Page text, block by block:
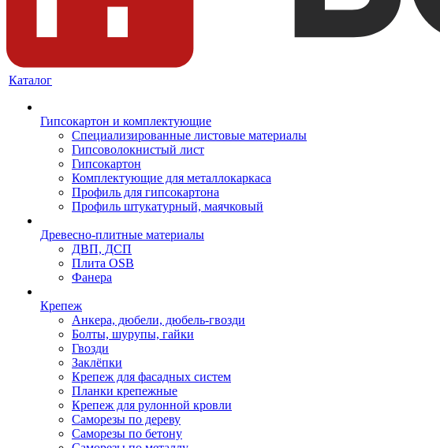
Каталог
Гипсокартон и комплектующие
Специализированные листовые материалы
Гипсоволокнистый лист
Гипсокартон
Комплектующие для металлокаркаса
Профиль для гипсокартона
Профиль штукатурный, маячковый
Древесно-плитные материалы
ДВП, ДСП
Плита OSB
Фанера
Крепеж
Анкера, дюбели, дюбель-гвозди
Болты, шурупы, гайки
Гвозди
Заклёпки
Крепеж для фасадных систем
Планки крепежные
Крепеж для рулонной кровли
Саморезы по дереву
Саморезы по бетону